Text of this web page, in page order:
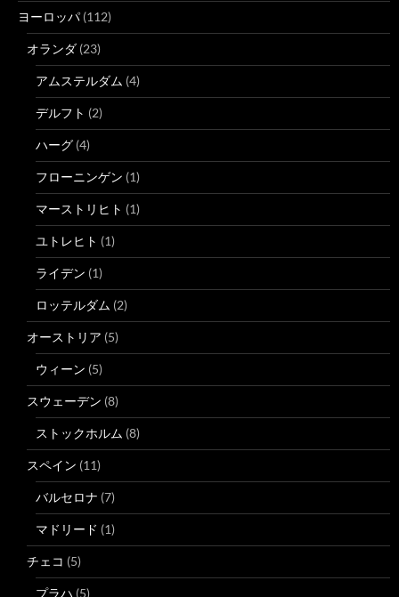
ヨーロッパ (112)
オランダ (23)
アムステルダム (4)
デルフト (2)
ハーグ (4)
フローニンゲン (1)
マーストリヒト (1)
ユトレヒト (1)
ライデン (1)
ロッテルダム (2)
オーストリア (5)
ウィーン (5)
スウェーデン (8)
ストックホルム (8)
スペイン (11)
バルセロナ (7)
マドリード (1)
チェコ (5)
プラハ (5)